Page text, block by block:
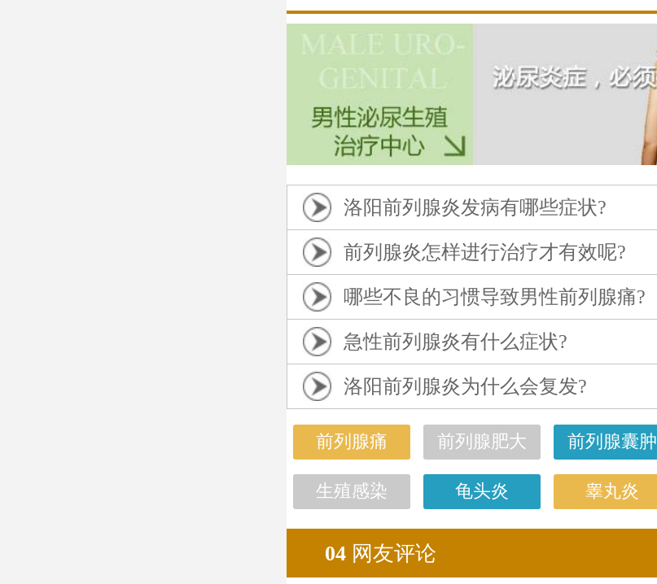
洛阳前列腺炎发病有哪些症状?
前列腺炎怎样进行治疗才有效呢?
哪些不良的习惯导致男性前列腺痛?
急性前列腺炎有什么症状?
洛阳前列腺炎为什么会复发?
前列腺痛 前列腺肥大 前列腺囊肿
生殖感染 龟头炎 睾丸炎
04 网友评论